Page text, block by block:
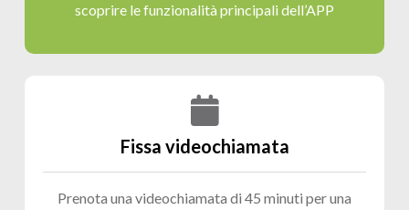
scoprire le funzionalità principali dell’APP
Fissa videochiamata
Prenota una videochiamata di 45 minuti per una